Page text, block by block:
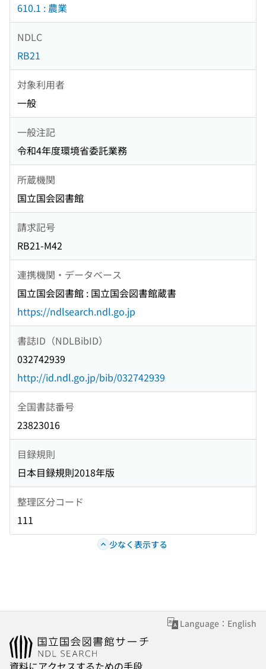
610.1 : 農業
NDLC
RB21
対象利用者
一般
一般注記
令和4年度環境省委託業務
所蔵機関
国立国会図書館
請求記号
RB21-M42
連携機関・データベース
国立国会図書館 : 国立国会図書館蔵書
https://ndlsearch.ndl.go.jp
書誌ID（NDLBibID）
032742939
http://id.ndl.go.jp/bib/032742939
全国書誌番号
23823016
目録規則
日本目録規則2018年版
整理区分コード
111
少なく表示する
Language：English
資料にアクセスするための手段